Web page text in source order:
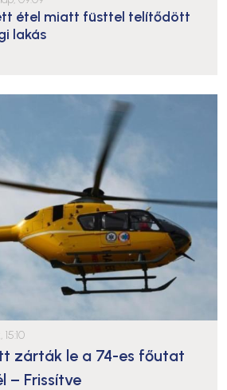
étel miatt füsttel telítődött
lakás
zárták le a 74-es főutat
– Frissítve